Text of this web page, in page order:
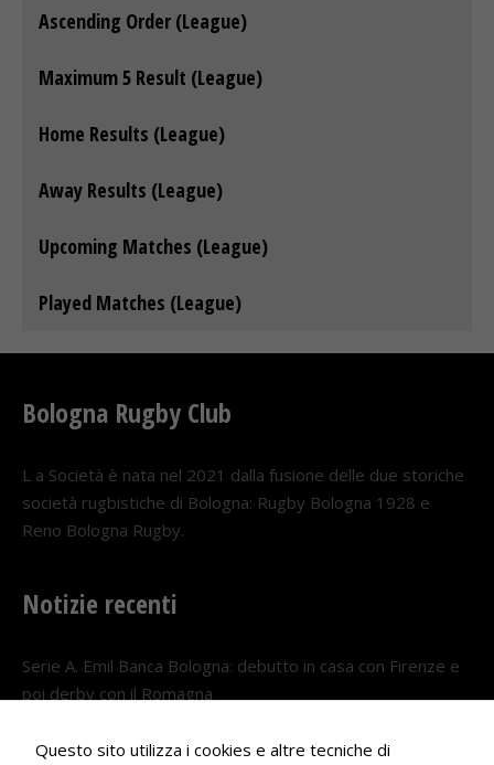
Ascending Order (League)
Maximum 5 Result (League)
Home Results (League)
Away Results (League)
Upcoming Matches (League)
Played Matches (League)
Bologna Rugby Club
L a Società è nata nel 2021 dalla fusione delle due storiche
società rugbistiche di Bologna: Rugby Bologna 1928 e
Reno Bologna Rugby.
Notizie recenti
Serie A. Emil Banca Bologna: debutto in casa con Firenze e
poi derby con il Romagna
Questo sito utilizza i cookies e altre tecniche di